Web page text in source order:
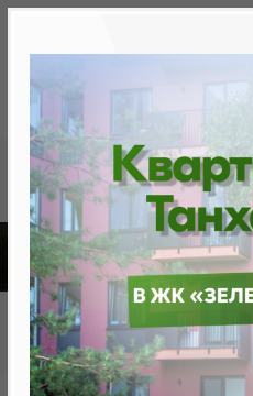
Скидки на новостройки,
Главная
База новостроек
Бизнес-апартаменты "Минск
11.5 «Адриатик», квартал